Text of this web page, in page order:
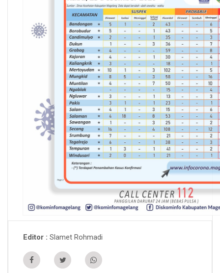
Editor Slamet Rohmadi